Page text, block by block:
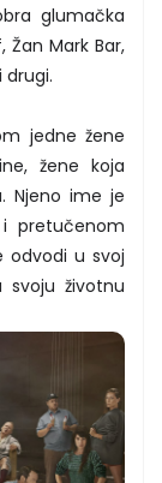
glumačka
Žan Mark Bar,
drugi.
jedne žene
žene koja
Njeno ime je
pretučenom
odvodi u svoj
životnu